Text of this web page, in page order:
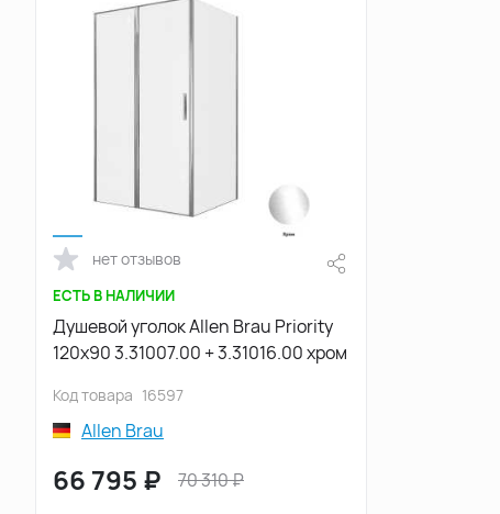
нет отзывов
ЕСТЬ В НАЛИЧИИ
Душевой уголок Allen Brau Priority
120x90 3.31007.00 + 3.31016.00 хром
Код товара 16597
Allen Brau
66 795 ₽ 70 310₽